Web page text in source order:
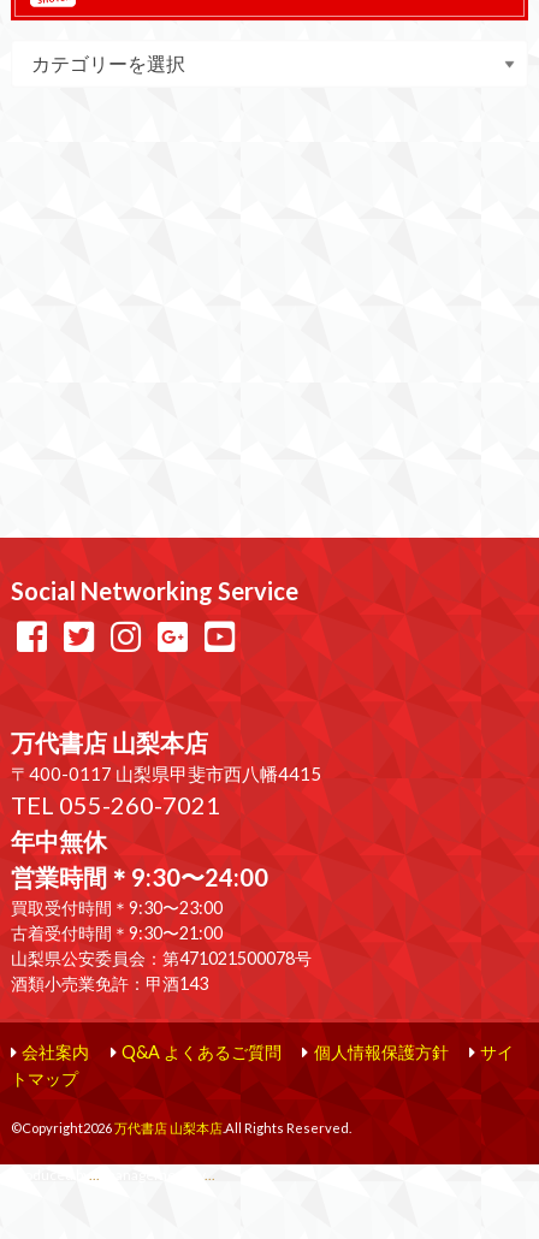
Social Networking Service
万代書店 山梨本店
〒400-0117 山梨県甲斐市西八幡4415
TEL 055-260-7021
年中無休
営業時間＊9:30〜24:00
買取受付時間＊9:30〜23:00
古着受付時間＊9:30〜21:00
山梨県公安委員会：第471021500078号
酒類小売業免許：甲酒143
会社案内 Q&A よくあるご質問 個人情報保護方針
サイ
トマップ
©Copyright2026万代書店 山梨本店.All Rights Reserved.
... ...